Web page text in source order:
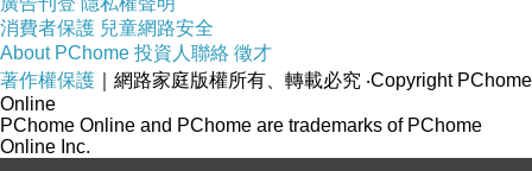
然而，老祖宗流傳下來的大智慧，將一年365天
分成24節氣，讓人們依時序生活，依節慶過日
子，除了作息規律使得身體健康之外，透過節氣
裡的慶儀，人們在過年圍爐團圓，元宵、清明、
消費者保護 兒童網路安全
About PChome 投資人聯絡 徵才
著作權保護 ｜網路家庭版權所有、轉載必究 ‧Copyright PChome
Online
PChome Online and PChome are trademarks of PChome
Online Inc.